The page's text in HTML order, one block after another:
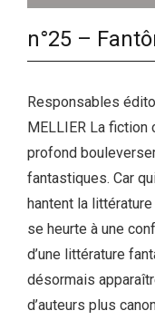
n°25 –
Responsables
MELLIER La fiction
profond
fantastiques. Car
hantent la
se heurte à une
d’une littérature
désormais
d’auteurs plus